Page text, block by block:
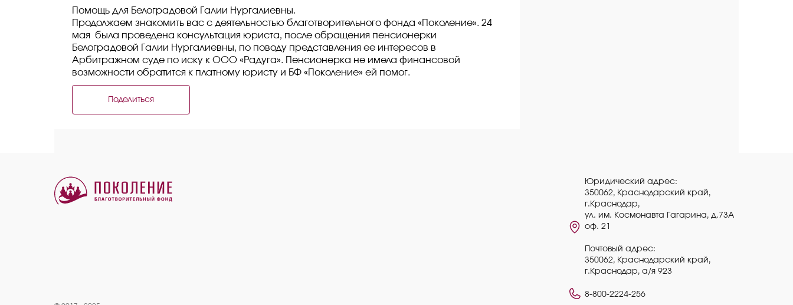
Помощь для Белоградовой Галии Нургалиевны.
Продолжаем знакомить вас с деятельностью благотворительного фонда «Поколение». 24
мая была проведена консультация юриста, после обращения пенсионерки
Белоградовой Галии Нургалиевны, по поводу представления ее интересов в
Арбитражном суде по иску к ООО «Радуга». Пенсионерка не имела финансовой
возможности обратится к платному юристу и БФ «Поколение» ей помог.
Поделиться
Юридический адрес:
350062, Краснодарский край,
г.Краснодар,
ул. им. Космонавта Гагарина, д.73А
оф. 21
Почтовый адрес:
350062, Краснодарский край,
г.Краснодар, а/я 923
8-800-2224-256